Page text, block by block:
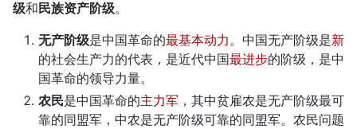
级和民族资产阶级。
无产阶级是中国革命的最基本动力。中国无产阶级是新
的社会生产力的代表，是近代中国最进步的阶级，是中
国革命的领导力量。
农民是中国革命的主力军 ，其中贫雇农是无产阶级最可
靠的同盟军，中农是无产阶级可靠的同盟军。农民问题